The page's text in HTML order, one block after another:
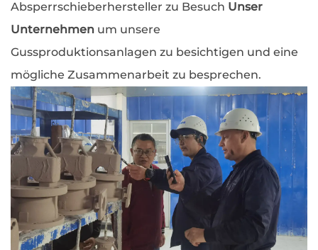
Absperrschieberhersteller zu Besuch Unser
Unternehmen um unsere
Gussproduktionsanlagen zu besichtigen und eine
mögliche Zusammenarbeit zu besprechen.